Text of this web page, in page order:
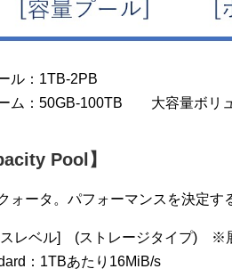
ル：1TB-2PB
ム：50GB-100TB 大容量ボリ
Pool】
ォータ。パフォーマンスを決定す
スレベル] (ストレージタイプ) ※
：1TBあたり16MiB/s